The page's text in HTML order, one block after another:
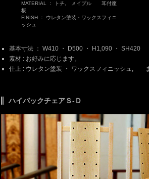
MATERIAL ： トチ, メイプル 耳付座
板
FINISH ： ウレタン塗装・ワックスフィニ
ッシュ
基本寸法 ： W410 ・ D500 ・ H1,090 ・ SH420
素材 : お好みに応じます。
仕上 : ウレタン塗装 ・ ワックスフィニッシュ,
ハイバックチェアＳ-Ｄ